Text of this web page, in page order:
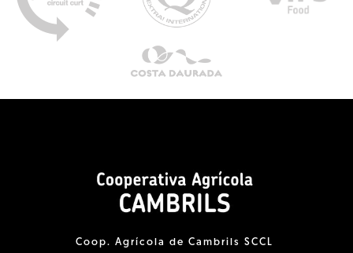
Coop. Agrícola de Cambrils SCCL